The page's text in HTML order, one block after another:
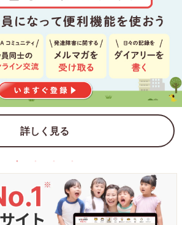
詳しく見る